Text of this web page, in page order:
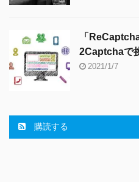
「
2Captchaで
2021/1/7
購読する